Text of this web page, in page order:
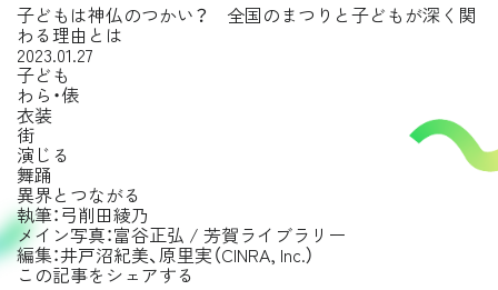
子どもは神仏のつかい？ 全国のまつりと子どもが深く関
わる理由とは
2023.01.27
子ども
わら・俵
衣装
街
演じる
舞踊
異界とつながる
執筆：弓削田綾乃
メイン写真：富谷正弘 / 芳賀ライブラリー
編集：井戸沼紀美、原里実（CINRA, Inc.）
この記事をシェアする